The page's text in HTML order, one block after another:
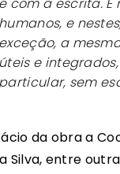
humanos, e
exceção, a
úteis e
particular, sem
da obra a
Silva, entre